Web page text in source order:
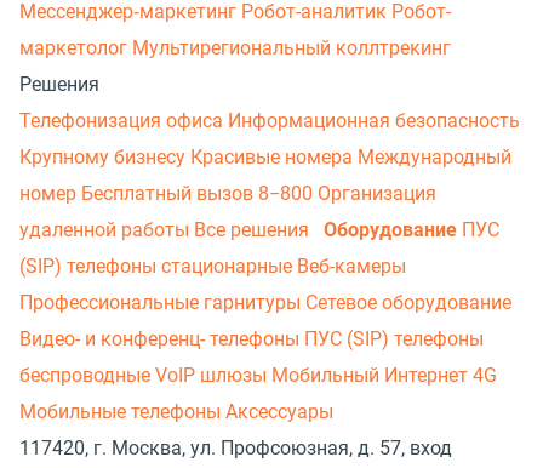
Мессенджер‑маркетинг Робот-аналитик Робот-
маркетолог Мультирегиональный коллтрекинг
Решения
Телефонизация офиса Информационная безопасность
Крупному бизнесу Красивые номера Международный
номер Бесплатный вызов 8−800 Организация
удаленной работы Все решения Оборудование ПУС
(SIP) телефоны стационарные Веб-камеры
Профессиональные гарнитуры Сетевое оборудование
Видео- и конференц- телефоны ПУС (SIP) телефоны
беспроводные VoIP шлюзы Мобильный Интернет 4G
Мобильные телефоны Аксессуары
117420, г. Москва, ул. Профсоюзная, д. 57, вход